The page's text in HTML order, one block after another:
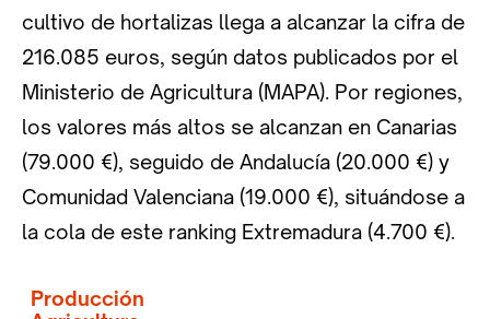
cultivo de hortalizas llega a alcanzar la cifra de
216.085 euros, según datos publicados por el
Ministerio de Agricultura (MAPA). Por regiones,
los valores más altos se alcanzan en Canarias
(79.000 €), seguido de Andalucía (20.000 €) y
Comunidad Valenciana (19.000 €), situándose a
la cola de este ranking Extremadura (4.700 €).
Producción